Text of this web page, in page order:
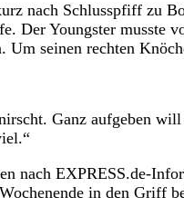
nach Schlusspfiff zu
Der Youngster musste
seinen rechten
Ganz aufgeben
nach EXPRESS.de-
in den Griff